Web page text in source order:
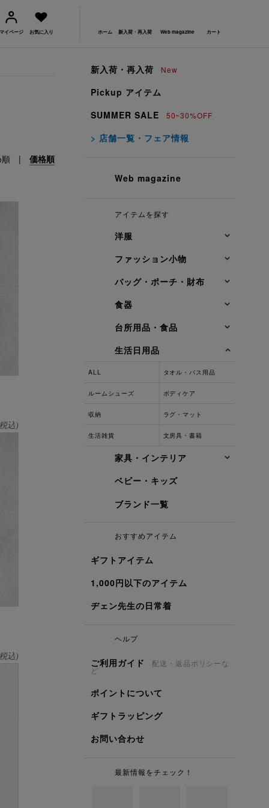
イページ お気に入り ホーム 新入荷・再入荷 Web magazine カート
新入荷・再入荷 New
Pickup アイテム
SUMMER SALE
50~30%OFF
> 店舗一覧・フェア情報
Web magazine
アイテムを探す
洋服
ファッション小物
バッグ・ポーチ・財布
食器
台所用品・食品
生活日用品
ALL タオル・バス用品
ルームシューズ ボディケア
収納 ラグ・マット
生活雑貨 文房具・書籍
家具・インテリア
ベビー・キッズ
ブランド一覧
おすすめアイテム
ギフトアイテム
1,000円以下のアイテム
ヂェン先生の日常着
ヘルプ
ご利用ガイド 配送・返品ポリシーな
ど
ポイントについて
ギフトラッピング
お問い合わせ
最新情報をチェック！
| 価格順
込)
込)